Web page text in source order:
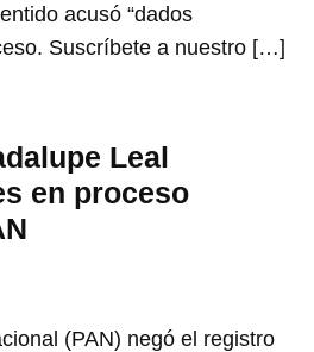
acusó “dados
Suscríbete a nuestro […]
Leal
en proceso
(PAN) negó el registro